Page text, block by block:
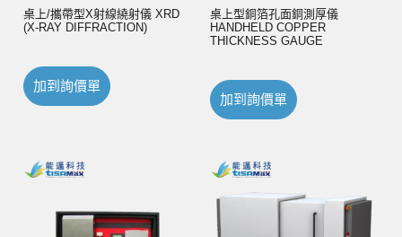
桌上/攜帶型X射線繞射儀 XRD
(X-RAY DIFFRACTION)
加到詢價單
桌上型銅箔孔面銅測厚儀
HANDHELD COPPER
THICKNESS GAUGE
加到詢價單